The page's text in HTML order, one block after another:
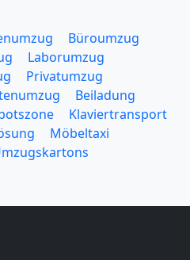
Büroumzug
Laborumzug
Privatumzug
Beiladung
Klaviertransport
Möbeltaxi